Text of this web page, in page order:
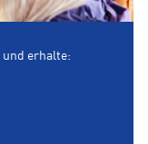
und erhalte: